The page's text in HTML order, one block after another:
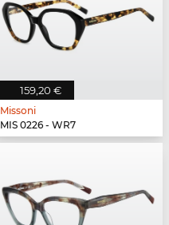
159,20 €
Missoni
MIS 0226 - WR7